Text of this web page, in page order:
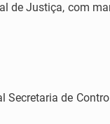
de Justiça, com
Secretaria de